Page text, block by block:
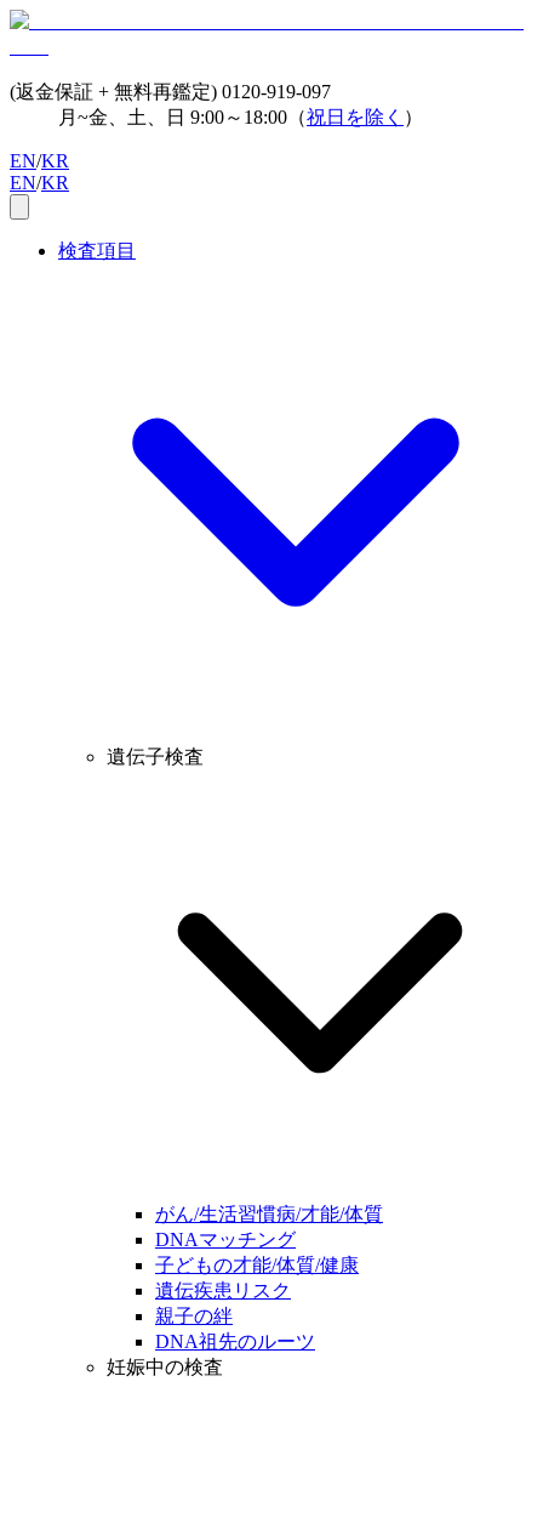
(返金保証 + 無料再鑑定) 0120-919-097
月~金、土、日 9:00～18:00（祝日を除く ）
EN/KR
EN/KR
検査項目
遺伝子検査
がん/生活習慣病/才能/体質
DNAマッチング
子どもの才能/体質/健康
遺伝疾患リスク
親子の絆
DNA祖先のルーツ
妊娠中の検査